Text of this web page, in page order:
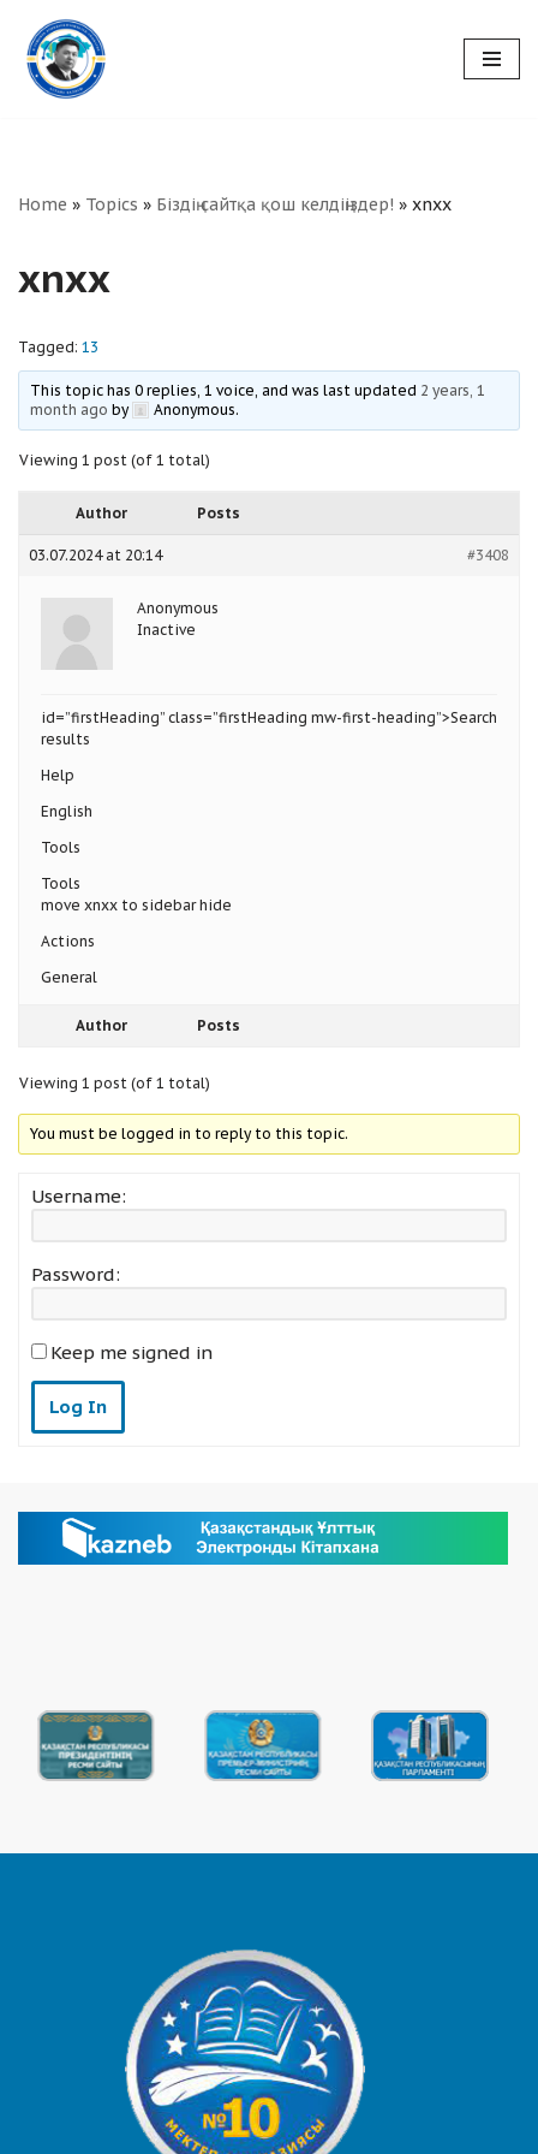
Skip
to
Home » Topics » Біздің сайтқа қош келдіңіздер! » xnxx
xnxx
Tagged: 13
This topic has 0 replies, 1 voice, and was last updated 2 years, 1
month ago by Anonymous.
Viewing 1 post (of 1 total)
Author Posts
03.07.2024 at 20:14 #3408
Anonymous
Inactive
id=”firstHeading” class=”firstHeading mw-first-heading”>Search
results
Help
English
Tools
Tools
move xnxx to sidebar hide
Actions
General
Author Posts
Viewing 1 post (of 1 total)
You must be logged in to reply to this topic.
Username:
Password:
Keep me signed in
Log In